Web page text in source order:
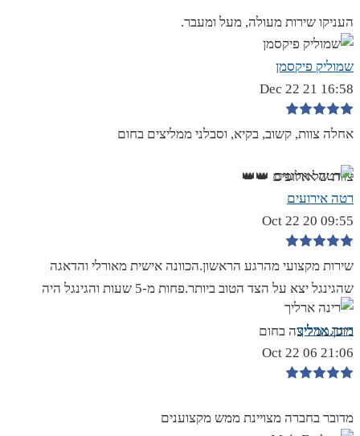
העניקו שירות מעולה, מעל ומעבר.
שמוליק פיקסמן
16:58 21 Dec 22
אחלה צוות, קשוב, בקיא, וסבלני ממליצים בחום
צוות של אלופים 👑👑
רטה אירועים
09:55 20 Oct 22
שירות מקצועי מהרגע הראשון.הכוונה אישית מאורלי והדאגה
שהגינגל יצא על הצד הטוב ביותר.פחות מ-5 שעות והגינגל היה
מוכן.ממליצה בחום
רינה ארליך
21:06 06 Oct 22
מדובר בחברה מצויינת ממש מקצוענים